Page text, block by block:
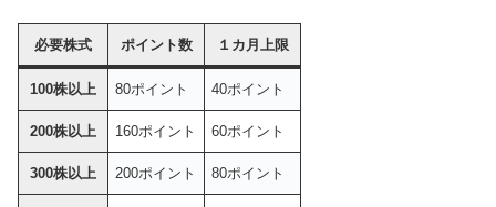
必要株式 ポイント数 １カ月上限
100株以上 80ポイント 40ポイント
200株以上 160ポイント 60ポイント
300株以上 200ポイント 80ポイント